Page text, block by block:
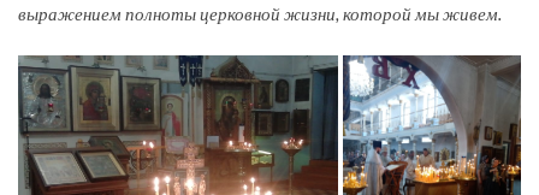
выражением полноты церковной жизни, которой мы живем.